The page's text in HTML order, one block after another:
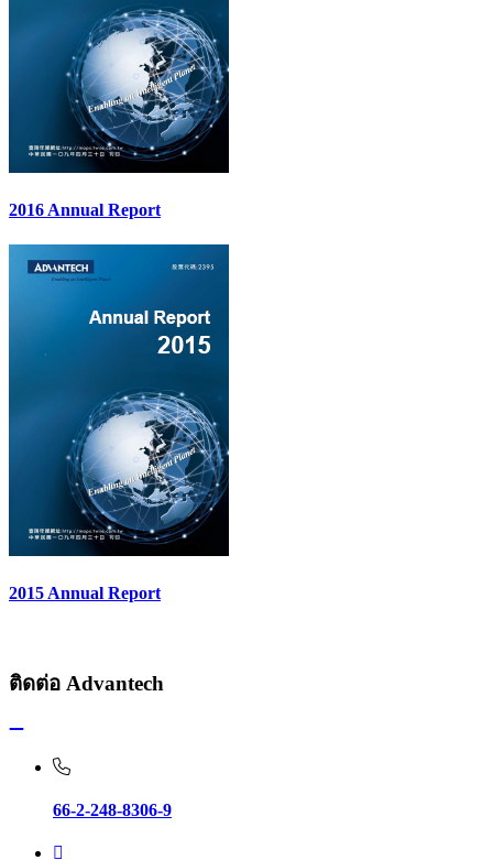
2016 Annual Report
2015 Annual Report
ติดต่อ Advantech
66-2-248-8306-9